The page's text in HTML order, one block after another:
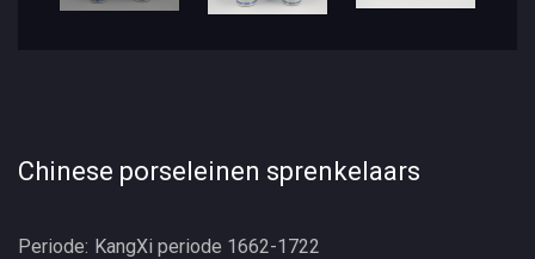
Chinese porseleinen sprenkelaars
Periode: KangXi periode 1662-1722